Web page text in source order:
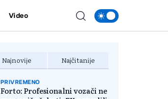
Video
Najnovije Najčitanije
PRIVREMENO
Forto: Profesionalni vozači ne